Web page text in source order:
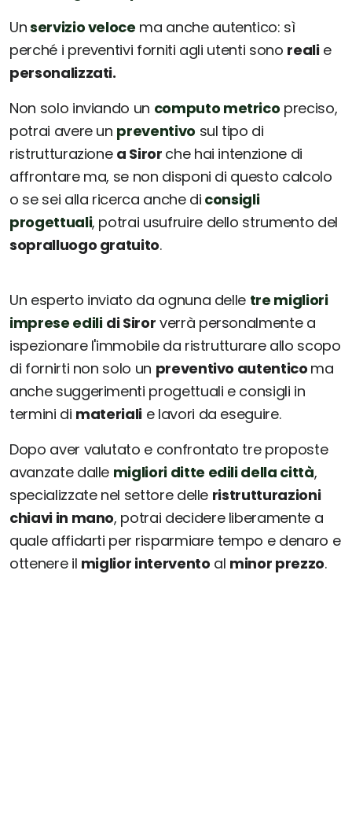
Unservizio veloce ma anche autentico: sì
perché i preventivi forniti agli utenti sono realie
personalizzati.
Non solo inviando un computo metrico preciso,
potrai avere un preventivo sul tipo di
ristrutturazione a Siror che hai intenzione di
affrontare ma, se non disponi di questo calcolo
o se sei alla ricerca anche di consigli
progettuali, potrai usufruire dello strumento del
sopralluogo gratuito.
Un esperto inviato da ognuna delle tre migliori
imprese edili di Siror verrà personalmente a
ispezionare l'immobile da ristrutturare allo scopo
di fornirti non solo un preventivo autentico ma
anche suggerimenti progettuali e consigli in
termini di materiali e lavori da eseguire.
Dopo aver valutato e confrontato tre proposte
avanzate dalle migliori ditte edili della città,
specializzate nel settore delle ristrutturazioni
chiavi in mano, potrai decidere liberamente a
quale affidarti per risparmiare tempo e denaro e
ottenere il miglior intervento al minor prezzo.